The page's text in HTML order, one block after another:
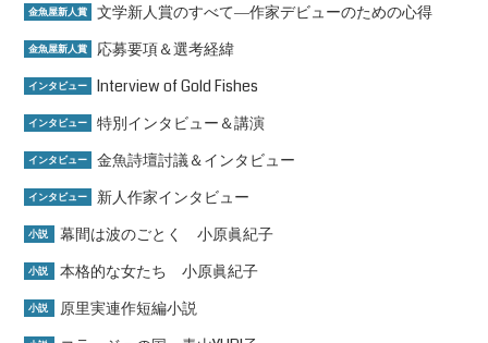
金魚屋新人賞 文学新人賞のすべて―作家デビューのための心得
金魚屋新人賞 応募要項＆選考経緯
インタビュー Interview of Gold Fishes
インタビュー 特別インタビュー＆講演
インタビュー 金魚詩壇討議＆インタビュー
インタビュー 新人作家インタビュー
小説 幕間は波のごとく 小原眞紀子
小説 本格的な女たち 小原眞紀子
小説 原里実連作短編小説